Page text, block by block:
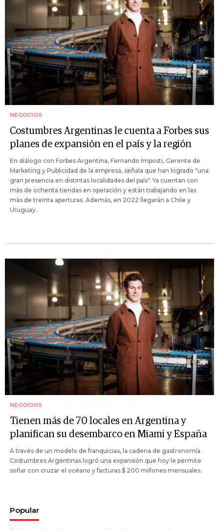
NEGOCIOS
Costumbres Argentinas le cuenta a Forbes sus
planes de expansión en el país y la región
En diálogo con Forbes Argentina, Fernando Imposti, Gerente de
Marketing y Publicidad de la empresa, señala que han logrado "una
gran presencia en distintas localidades del país". Ya cuentan con
más de ochenta tiendas en operación y están trabajando en las
más de treinta aperturas. Además, en 2022 llegarán a Chile y
Uruguay.
NEGOCIOS
Tienen más de 70 locales en Argentina y
planifican su desembarco en Miami y España
A través de un modelo de franquicias, la cadena de gastronomía
Costumbres Argentinas logró una expansión que hoy le permite
soñar con cruzar el océano y facturas $ 200 millones mensuales.
Popular